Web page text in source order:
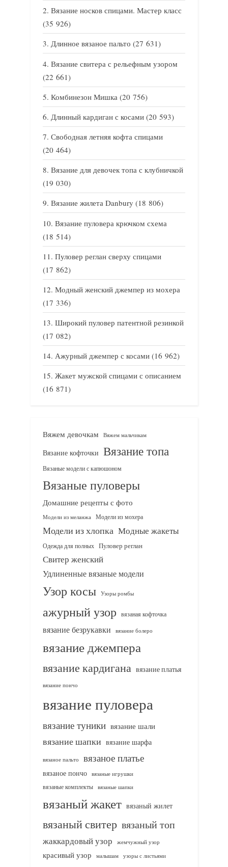
Вязание носков спицами. Мастер класс
(35 926)
Длинное вязаное пальто (27 631)
Вязание свитера с рельефным узором
(22 661)
Комбинезон Мишка (20 756)
Длинный кардиган с косами (20 593)
Свободная летняя кофта спицами
(20 464)
Вязание для девочек топа с клубничкой
(19 030)
Вязание жилета Danbury (18 806)
Вязание пуловера крючком схема
(18 514)
Пуловер реглан сверху спицами
(17 862)
Модный женский джемпер из мохера
(17 336)
Широкий пуловер патентной резинкой
(17 082)
Ажурный джемпер с косами (16 962)
Жакет мужской спицами с описанием
(16 871)
Вяжем девочкам Вяжем мальчикам
Вязание кофточки Вязание топа
Вязаные модели с капюшоном
Вязаные пуловеры
Домашние рецепты с фото
Модели из меланжа Модели из мохера
Модели из хлопка Модные жакеты
Одежда для полных Пуловер реглан
Свитер женский
Удлиненные вязаные модели
Узор косы Узоры ромбы
ажурный узор вязаная кофточка
вязание безрукавки вязание болеро
вязание джемпера
вязание кардигана вязание платья
вязание пончо
вязание пуловера
вязание туники вязание шали
вязание шапки вязание шарфа
вязаное пальто вязаное платье
вязаное пончо вязаные игрушки
вязаные комплекты
вязаные шапки
вязаный жакет вязаный жилет
вязаный свитер вязаный топ
жаккардовый узор жемчужный узор
красивый узор малышам узоры с листьями